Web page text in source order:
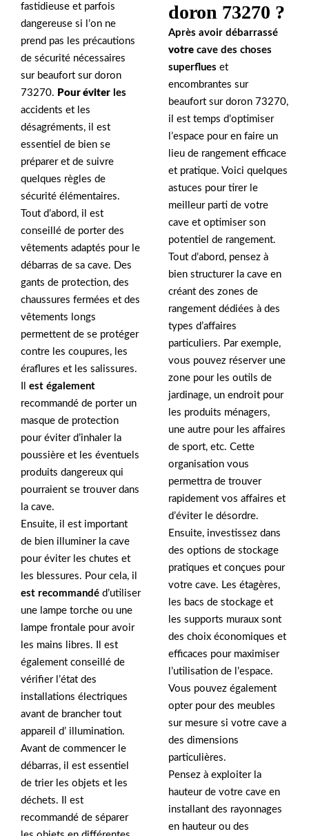
fastidieuse et parfois
dangereuse si l’on ne
prend pas les précautions
de sécurité nécessaires
sur beaufort sur doron
73270. Pour éviter les
accidents et les
désagréments, il est
essentiel de bien se
préparer et de suivre
quelques règles de
sécurité élémentaires.
Tout d’abord, il est
conseillé de porter des
vêtements adaptés pour le
débarras de sa cave. Des
gants de protection, des
chaussures fermées et des
vêtements longs
permettent de se protéger
contre les coupures, les
éraflures et les salissures.
est également
recommandé de porter un
masque de protection
pour éviter d’inhaler la
poussière et les éventuels
produits dangereux qui
pourraient se trouver dans
la cave.
Ensuite, il est important
de bien illuminer la cave
pour éviter les chutes et
les blessures. Pour cela, il
est recommandé d’utiliser
une lampe torche ou une
lampe frontale pour avoir
les mains libres. Il est
également conseillé de
vérifier l’état des
installations électriques
avant de brancher tout
appareil d’ illumination.
Avant de commencer le
débarras, il est essentiel
de trier les objets et les
déchets. Il est
recommandé de séparer
doron 73270 ?
Après avoir débarrassé
votre cave des choses
superflues et
encombrantes sur
beaufort sur doron 73270,
il est temps d’optimiser
l’espace pour en faire un
lieu de rangement efficace
et pratique. Voici quelques
astuces pour tirer le
meilleur parti de votre
cave et optimiser son
potentiel de rangement.
Tout d’abord, pensez à
bien structurer la cave en
créant des zones de
rangement dédiées à des
types d’affaires
particuliers. Par exemple,
vous pouvez réserver une
zone pour les outils de
jardinage, un endroit pour
les produits ménagers,
une autre pour les affaires
de sport, etc. Cette
organisation vous
permettra de trouver
rapidement vos affaires et
d’éviter le désordre.
Ensuite, investissez dans
des options de stockage
pratiques et conçues pour
votre cave. Les étagères,
les bacs de stockage et
les supports muraux sont
des choix économiques et
efficaces pour maximiser
l’utilisation de l’espace.
Vous pouvez également
opter pour des meubles
sur mesure si votre cave a
des dimensions
particulières.
Pensez à exploiter la
hauteur de votre cave en
installant des rayonnages
en hauteur ou des